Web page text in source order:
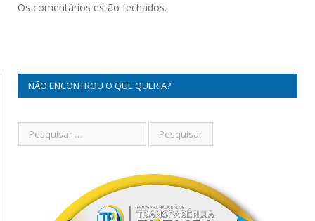
Os comentários estão fechados.
NÃO ENCONTROU O QUE QUERIA?